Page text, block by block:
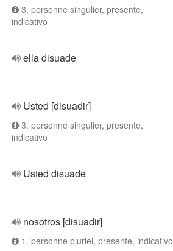
3. personne singulier, presente,
indicativo
ella disuade
Usted [disuadir]
3. personne singulier, presente,
indicativo
Usted disuade
nosotros [disuadir]
1. personne pluriel, presente, indicativo